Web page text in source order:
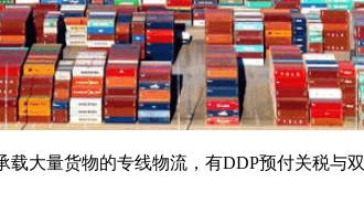
量货物的专线物流，有DDP预付关税与双